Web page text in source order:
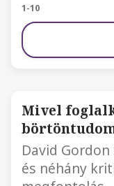
1-10
Mivel
David
és néhány